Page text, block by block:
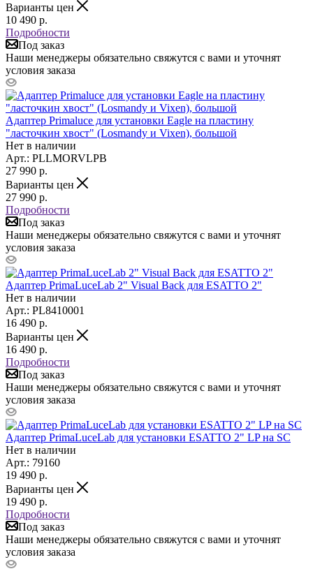
Варианты цен
10 490 р.
Подробности
Под заказ
Наши менеджеры обязательно свяжутся с вами и уточнят
условия заказа
Адаптер Primaluce для установки Eagle на пластину
"ласточкин хвост" (Losmandy и Vixen), большой
Нет в наличии
Арт.: PLLMORVLPB
27 990 р.
Варианты цен
27 990 р.
Подробности
Под заказ
Наши менеджеры обязательно свяжутся с вами и уточнят
условия заказа
Адаптер PrimaLuceLab 2" Visual Back для ESATTO 2"
Нет в наличии
Арт.: PL8410001
16 490 р.
Варианты цен
16 490 р.
Подробности
Под заказ
Наши менеджеры обязательно свяжутся с вами и уточнят
условия заказа
Адаптер PrimaLuceLab для установки ESATTO 2" LP на SC
Нет в наличии
Арт.: 79160
19 490 р.
Варианты цен
19 490 р.
Подробности
Под заказ
Наши менеджеры обязательно свяжутся с вами и уточнят
условия заказа